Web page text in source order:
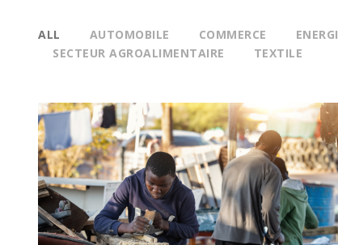
ALL AUTOMOBILE COMMERCE
SECTEUR AGROALIMENTAIRE
TEXTILE